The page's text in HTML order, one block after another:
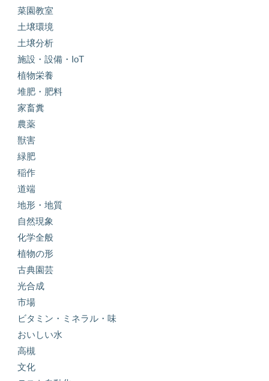
菜園教室
土壌環境
土壌分析
施設・設備・IoT
植物栄養
堆肥・肥料
家畜糞
農薬
獣害
緑肥
稲作
道端
地形・地質
自然現象
化学全般
植物の形
古典園芸
光合成
市場
ビタミン・ミネラル・味
おいしい水
高槻
文化